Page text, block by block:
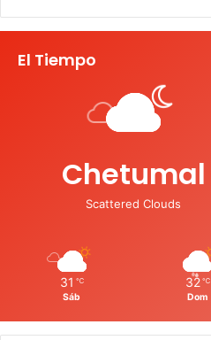
El Tiempo
Chetumal
Scattered Clouds
31 ℃
Sáb
32 ℃
Dom